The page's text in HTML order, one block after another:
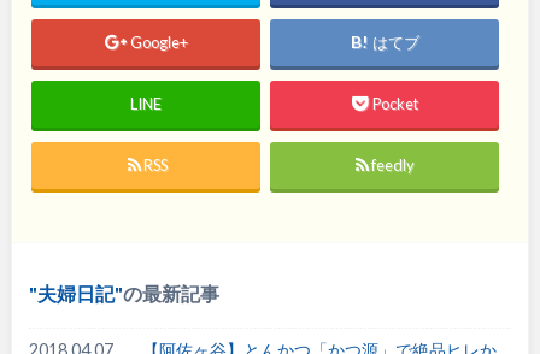
Google+ はてブ
LINE Pocket
RSS feedly
夫婦日記 の最新記事